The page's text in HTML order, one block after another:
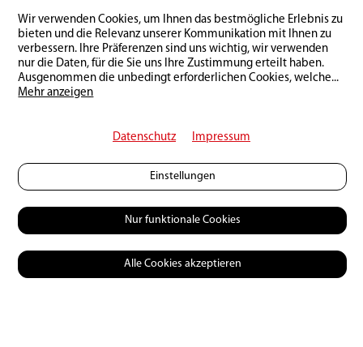
Praxis
Schleppen mit dem Unterwasser-
Wir verwenden Cookies, um Ihnen das bestmögliche Erlebnis zu
bieten und die Relevanz unserer Kommunikation mit Ihnen zu
verbessern. Ihre Präferenzen sind uns wichtig, wir verwenden
nur die Daten, für die Sie uns Ihre Zustimmung erteilt haben.
Ausgenommen die unbedingt erforderlichen Cookies, welche...
Mehr anzeigen
Datenschutz Impressum
Einstellungen
Nur funktionale Cookies
Alle Cookies akzeptieren